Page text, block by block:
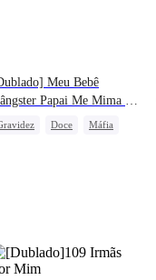
Meu Bebê
Papai Me Mima até
Paraíso
Doce
Máfia